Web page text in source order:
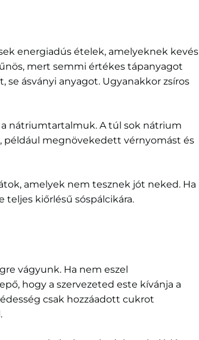
energiadús ételek, amelyeknek kevés
mert semmi értékes tápanyagot
se ásványi anyagot. Ugyanakkor zsíros
a nátriumtartalmuk. A túl sok nátrium
például megnövekedett vérnyomást és
amelyek nem tesznek jót neked. Ha
kiőrlésű sóspálcikára.
vágyunk. Ha nem eszel
hogy a szervezeted este kívánja a
csak hozzáadott cukrot